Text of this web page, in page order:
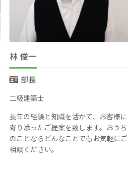
林 俊一
部長
二級建築士
長年の経験と知識を活かて、お客様に
寄り添ったご提案を致します。おうち
のことならどんなことでもお気軽にご
相談ください。